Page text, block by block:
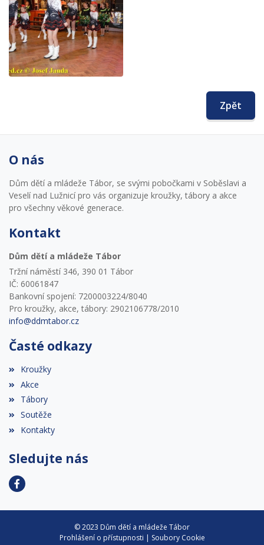
Zpět
O nás
Dům dětí a mládeže Tábor, se svými pobočkami v Soběslavi a
Veselí nad Lužnicí pro vás organizuje kroužky, tábory a akce
pro všechny věkové generace.
Kontakt
Dům dětí a mládeže Tábor
Tržní náměstí 346, 390 01 Tábor
IČ: 60061847
Bankovní spojení: 7200003224/8040
Pro kroužky, akce, tábory: 2902106778/2010
info@ddmtabor.cz
Časté odkazy
Kroužky
Akce
Tábory
Soutěže
Kontakty
Sledujte nás
© 2023 Dům dětí a mládeže Tábor
Prohlášení o přístupnosti | Soubory Cookie